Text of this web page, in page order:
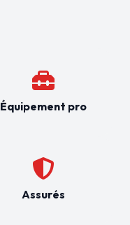
Équipement pro
Assurés